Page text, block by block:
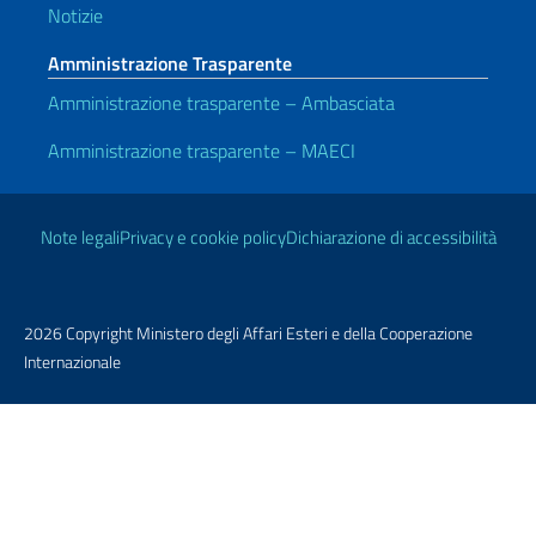
Notizie
Amministrazione Trasparente
Amministrazione trasparente – Ambasciata
Amministrazione trasparente – MAECI
Link Utili
Note legaliPrivacy e cookie policyDichiarazione di accessibilità
2026 Copyright Ministero degli Affari Esteri e della Cooperazione
Internazionale